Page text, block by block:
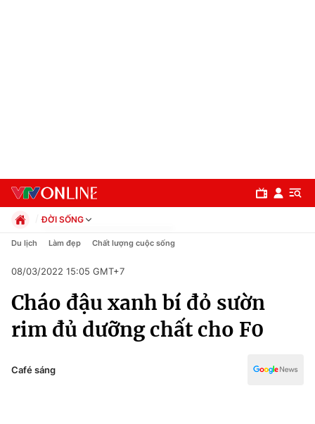
Chuyên mục
Chính trị
ĐỜI SỐNG
Chính trị
Pháp luật
Kinh tế
Thể thao
Truyền hình
Y tế
Du lịch Làm đẹp Chất lượng cuộc sống
08/03/2022 15:05 GMT+7
Cháo đậu xanh bí đỏ sườn
rim đủ dưỡng chất cho F0
Café sáng